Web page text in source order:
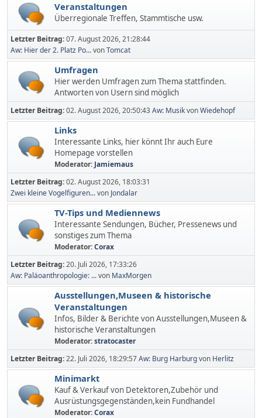
Veranstaltungen
Überregionale Treffen, Stammtische usw.
Letzter Beitrag:07. August 2026, 21:28:44
Aw: Hier der 2. Platz Po...vonTomcat
Umfragen
Hier werden Umfragen zum Thema stattfinden.
Antworten von Usern sind möglich
Letzter Beitrag:02. August 2026, 20:50:43Aw: MusikvonWiedehopf
Links
Interessante Links, hier könnt Ihr auch Eure
Homepage vorstellen
Moderator: Jamiemaus
Letzter Beitrag:02. August 2026, 18:03:31
Zwei kleine Vogelfiguren...von Jondalar
TV-Tips und Mediennews
Interessante Sendungen, Bücher, Pressenews und
sonstiges zum Thema
Moderator:Corax
Letzter Beitrag:20. Juli 2026, 17:33:26
Aw: Paläoanthropologie: ...von MaxMorgen
Ausstellungen,Museen & historische
Veranstaltungen
Infos, Bilder & Berichte von Ausstellungen,Museen &
historische Veranstaltungen
Moderator:stratocaster
Letzter Beitrag:22. Juli 2026, 18:29:57Aw: Burg Harburgvon Herlitz
Minimarkt
Kauf & Verkauf von Detektoren,Zubehör und
Ausrüstungsgegenständen,kein Fundhandel
Moderator:Corax